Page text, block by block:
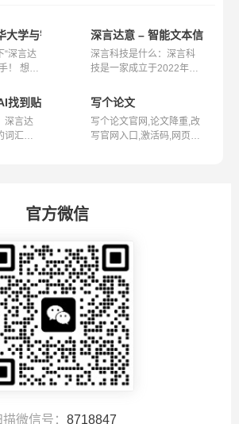
大学与智源研究院联手打造的免费智能写作工具
“深言达
！ 想知
深言达意 – 智能文本信息处
深言科技是什么：深言科
技是一家成立于2022年3
找到贴切的词语和名言佳句
深言达
词汇检
写个论文
写个论文官网,论文降重,改
写官网入口,激活码,网页版
官方微信
描微信号： 8718847